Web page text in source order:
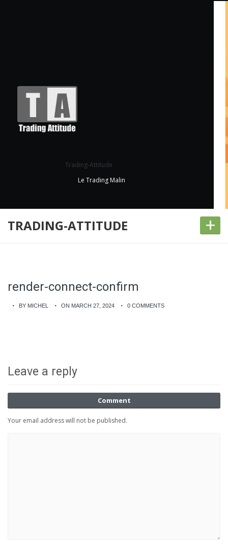
Trading-Attitude
Le Trading Malin
TRADING-ATTITUDE +
render-connect-confirm
BY MICHEL ON MARCH 27, 2024 0 COMMENTS
Leave a reply
Comment
Your email address will not be published.